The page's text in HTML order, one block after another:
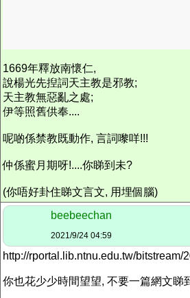
1669年釋放南懷仁,
說楊光先揑詞天主教是邪教;
天主教無惡亂之處;
伊等照舊供奉....
呢啲係禁教既動作, 言詞嚟咩!!!
仲係蜜月期呀!....你睇到未?
(你唔好卦住睇文言文, 用埋個腦)
beebeechan
2021/9/24 04:59
http://rportal.lib.ntnu.edu.tw/
你也花少少時間望望, 不要一篇網文睇